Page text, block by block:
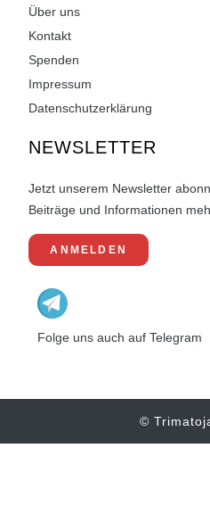
Über uns
Kontakt
Spenden
Impressum
Datenschutzerklärung
NEWSLETTER
Jetzt unserem Newsletter
Beiträge und Informationen
ANMELDEN
Folge uns auch auf Telegram
©